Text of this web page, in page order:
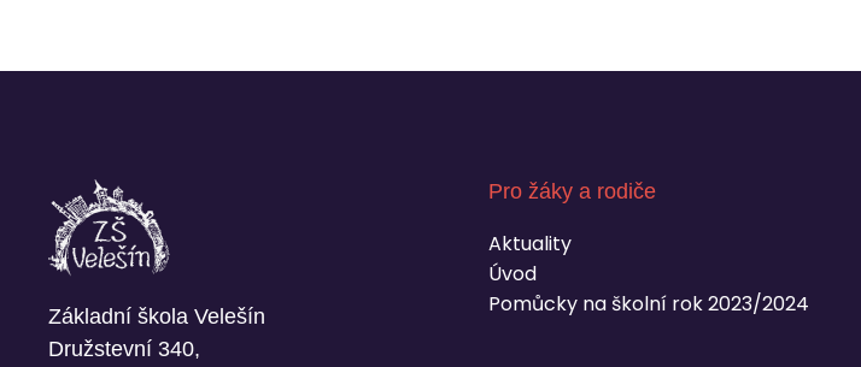
Základní škola Velešín
Družstevní 340,
Pro žáky a rodiče
Aktuality
Úvod
Pomůcky na školní rok 2023/2024